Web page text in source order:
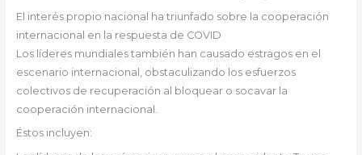
El interés propio nacional ha triunfado sobre la cooperación
internacional en la respuesta de COVID
Los líderes mundiales también han causado estragos en el
escenario internacional, obstaculizando los esfuerzos
colectivos de recuperación al bloquear o socavar la
cooperación internacional.
Éstos incluyen: